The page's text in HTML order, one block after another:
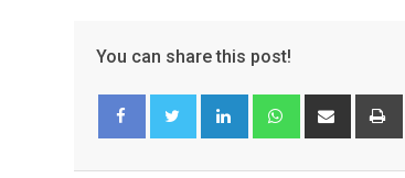
You can share this post!